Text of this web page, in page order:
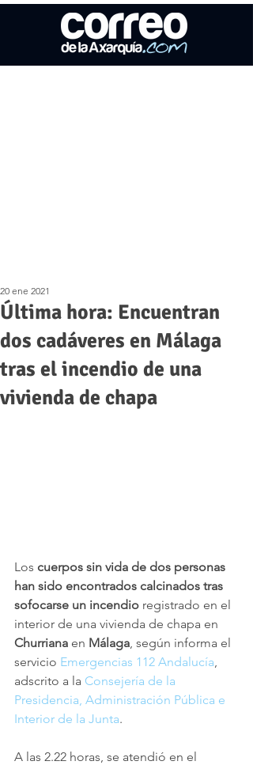
Última hora: Encuentran
dos cadáveres en Málaga
tras el incendio de una
vivienda de chapa
20 ene 2021
Los cuerpos sin vida de dos personas
han sido encontrados calcinados tras
sofocarse un incendio registrado en el
interior de una vivienda de chapa en
Churriana en Málaga , según informa el
servicio Emergencias 112 Andalucía
adscrito a la Consejería de la
Presidencia, Administración Pública e
Interior de la Junta.
A las 2.22 horas, se atendió en el